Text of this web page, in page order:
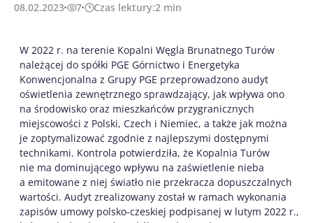
08.02.2023 7 Czas lektury:2 min
W 2022 r. na terenie Kopalni Węgla Brunatnego Turów
należącej do spółki PGE Górnictwo i Energetyka
Konwencjonalna z Grupy PGE przeprowadzono audyt
oświetlenia zewnętrznego sprawdzający, jak wpływa ono
na środowisko oraz mieszkańców przygranicznych
miejscowości z Polski, Czech i Niemiec, a także jak można
je zoptymalizować zgodnie z najlepszymi dostępnymi
technikami. Kontrola potwierdziła, że Kopalnia Turów
nie ma dominującego wpływu na zaświetlenie nieba
a emitowane z niej światło nie przekracza dopuszczalnych
wartości. Audyt zrealizowany został w ramach wykonania
zapisów umowy polsko-czeskiej podpisanej w lutym 2022 r.,